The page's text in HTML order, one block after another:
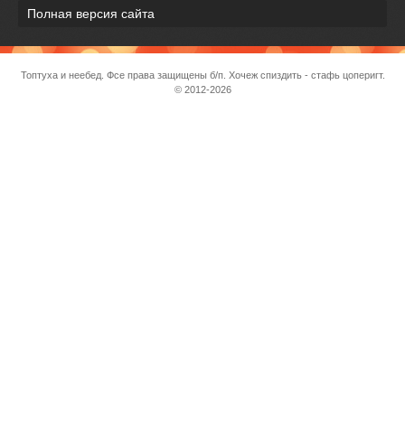
Полная версия сайта
Топтуха и неебед. Фсе права защищены б/п. Хочеж спиздить - стафь цоперигт.
© 2012-2026